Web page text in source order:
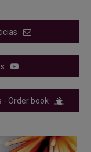
- Order book